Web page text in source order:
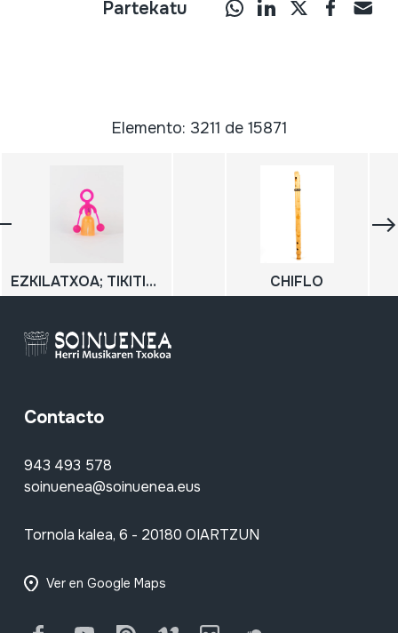
Partekatu
Elemento: 3211 de 15871
EZKILATXOA; TIKITIKI; Hots jostailua CHIFLO
Contacto
943 493 578
soinuenea@soinuenea.eus
Tornola kalea, 6 - 20180 OIARTZUN
Ver en Google Maps